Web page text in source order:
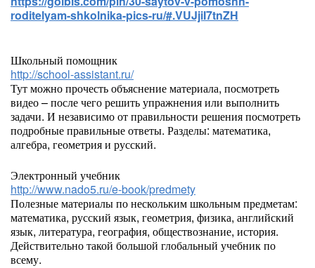
roditelyam-shkolnika-pics-ru/#.VUJjiI7tnZH
Школьный помощник
http://school-assistant.ru/
Тут можно прочесть объяснение материала, посмотреть
видео – после чего решить упражнения или выполнить
задачи. И независимо от правильности решения посмотреть
подробные правильные ответы. Разделы: математика,
алгебра, геометрия и русский.
Электронный учебник
http://www.nado5.ru/e-book/predmety
Полезные материалы по нескольким школьным предметам:
математика, русский язык, геометрия, физика, английский
язык, литература, география, обществознание, история.
Действительно такой большой глобальный учебник по
всему.